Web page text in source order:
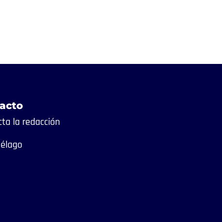
la redacción